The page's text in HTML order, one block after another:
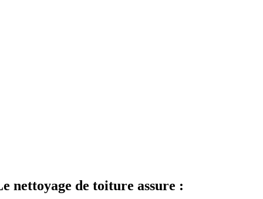
nettoyage de toiture assure :